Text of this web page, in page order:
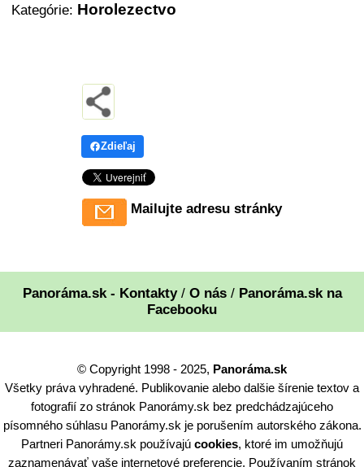
Kategórie: Horolezectvo
Zdieľaj
Mailujte adresu stránky
Panoráma.sk - Kontakty/ O nás/ Panoráma.sk na
Facebooku
© Copyright 1998 - 2025, Panoráma.sk
Všetky práva vyhradené. Publikovanie alebo dalšie šírenie textov a
fotografií zo stránok Panorámy.sk bez predchádzajúceho
písomného súhlasu Panorámy.sk je porušením autorského zákona.
Partneri Panorámy.sk používajú cookies, ktoré im umožňujú
zaznamenávať vaše internetové preferencie. Používaním stránok